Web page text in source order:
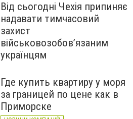
Від сьогодні Чехія припиняє
надавати тимчасовий
захист
військовозобов’язаним
українцям
Где купить квартиру у моря
за границей по цене как в
Приморске